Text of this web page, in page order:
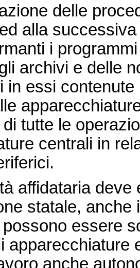
delle
alla
i
archivi e delle
in essi
tutte le
centrali in
affidataria deve
statale,
essere
apparecchiature
anche